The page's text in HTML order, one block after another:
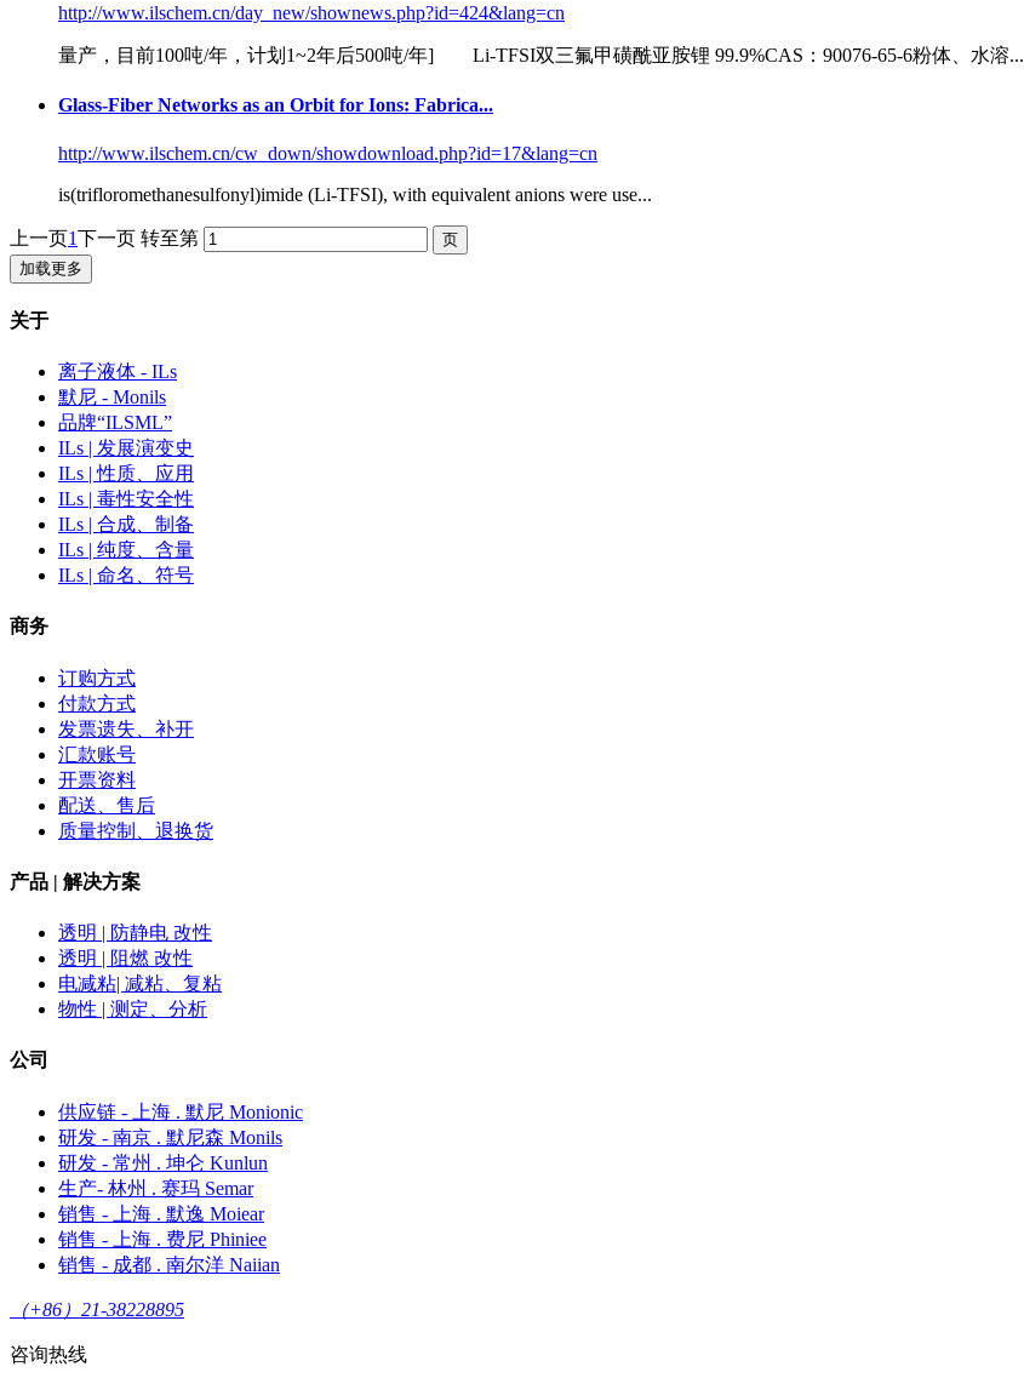
http://www.ilschem.cn/day_new/shownews.php?id=424&lang=cn
量产，目前100吨/年，计划1~2年后500吨/年] Li-TFSI双三氟甲磺酰亚胺锂 99.9%CAS：90076-65-6粉体、水溶...
Glass-Fiber Networks as an Orbit for Ions: Fabrica...
http://www.ilschem.cn/cw_down/showdownload.php?id=17&lang=cn
is(trifloromethanesulfonyl)imide (Li-TFSI), with equivalent anions were use...
上一页1下一页 转至第
加载更多
关于
离子液体 - ILs
默尼 - Monils
品牌“ILSML”
ILs | 发展演变史
ILs | 性质、应用
ILs | 毒性安全性
ILs | 合成、制备
ILs | 纯度、含量
ILs | 命名、符号
商务
订购方式
付款方式
发票遗失、补开
汇款账号
开票资料
配送、售后
质量控制、退换货
产品 | 解决方案
透明 | 防静电 改性
透明 | 阻燃 改性
电减粘| 减粘、复粘
物性 | 测定、分析
公司
供应链 - 上海 . 默尼 Monionic
研发 - 南京 . 默尼森 Monils
研发 - 常州 . 坤仑 Kunlun
生产- 林州 . 赛玛 Semar
销售 - 上海 . 默逸 Moiear
销售 - 上海 . 费尼 Phiniee
销售 - 成都 . 南尔洋 Naiian
（+86）21-38228895
咨询热线